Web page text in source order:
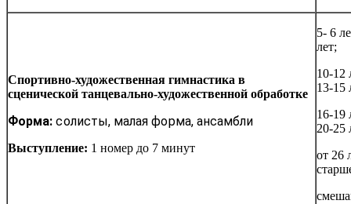
Спортивно-художественная гимнастика в
сценической танцевально-художественной обработке
Форма: солисты, малая форма, ансамбли
Выступление: 1 номер до 7 минут
5- 6
лет;
10-12
13-15
16-19
20-25
от 26